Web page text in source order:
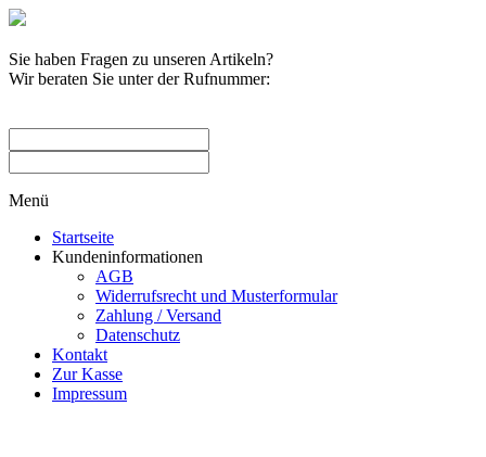
Sie haben Fragen zu unseren Artikeln?
Wir beraten Sie unter der Rufnummer:
Menü
Startseite
Kundeninformationen
AGB
Widerrufsrecht und Musterformular
Zahlung / Versand
Datenschutz
Kontakt
Zur Kasse
Impressum